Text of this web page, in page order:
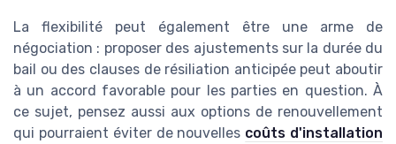
La flexibilité peut également être une arme de
négociation : proposer des ajustements sur la durée du
bail ou des clauses de résiliation anticipée peut aboutir
à un accord favorable pour les parties en question. À
ce sujet, pensez aussi aux options de renouvellement
qui pourraient éviter de nouvelles coûts d'installation